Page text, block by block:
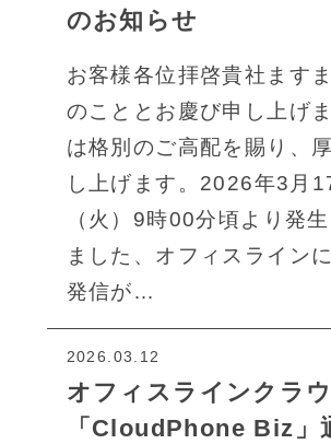
のお知らせ
お客様各位拝啓貴社ます
のこととお慶び申し上げ
は格別のご高配を賜り、
し上げます。2026年3月
（火）9時00分頃より発
ました、オフィスライン
発信が…
2026.03.12
オフィスラインクラ
「CloudPhone Biz」